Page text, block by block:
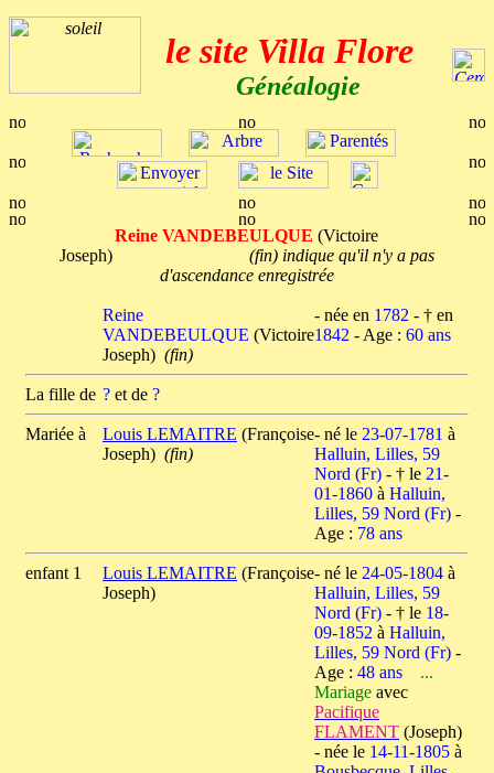
le site Villa Flore
Généalogie
Reine VANDEBEULQUE (Victoire
Joseph)
(fin) indique qu'il n'y a pas
d'ascendance enregistrée
Reine
VANDEBEULQUE (Victoire
Joseph) (fin)
- née en 1782 - † en
1842 - Age : 60 ans
La fille de ? et de ?
Mariée à Louis LEMAITRE (Françoise
Joseph) (fin)
- né le 23-07-1781 à
Halluin, Lilles, 59
Nord (Fr) - † le 21-
01-1860 à Halluin,
Lilles, 59 Nord (Fr) -
Age : 78 ans
enfant 1 Louis LEMAITRE (Françoise
Joseph)
- né le 24-05-1804 à
Halluin, Lilles, 59
Nord (Fr) - † le 18-
09-1852 à Halluin,
Lilles, 59 Nord (Fr) -
Age : 48 ans
...
Mariage avec
Pacifique
FLAMENT (Joseph)
- née le 14-11-1805 à